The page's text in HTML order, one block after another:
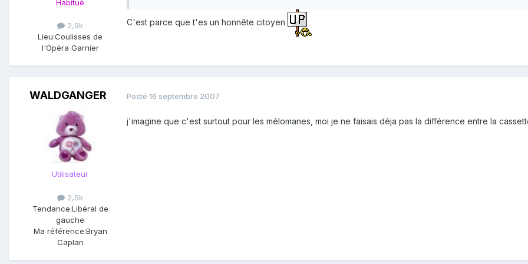
Habitué
2,9k
Lieu:Coulisses de
l'Opéra Garnier
C'est parce que t'es un honnête citoyen
WALDGANGER
Utilisateur
2,5k
Tendance:Libéral de
gauche
Ma référence:Bryan
Caplan
Posté 16 septembre 2007
j'imagine que c'est surtout pour les mélomanes, moi je ne faisais déja pas la différence entre la